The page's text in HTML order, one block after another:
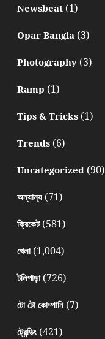
Newsbeat(1)
Opar Bangla(3)
Photography(3)
Ramp (1)
Tips & Tricks(1)
Trends(6)
Uncategorized(90)
অন্যান্য(71)
ক্রিকেট(581)
খেলা(1,004)
টলিপাড়া(726)
টো টো কোম্পানি(7)
ট্রেন্ডিং(421)